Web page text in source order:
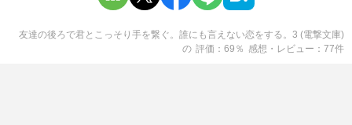
友達の後ろで君とこっそり手を繋ぐ。誰にも言えない恋をする。3 (電撃文庫)
の 評価 69 ％ 感想・レビュー 77件